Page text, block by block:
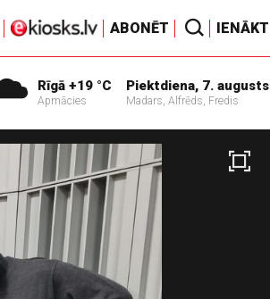
ABONĒT IENĀKT
Rīgā +19 °C
Apmācies
Piektdiena, 7. augusts
Madars, Alfrēds, Fredis